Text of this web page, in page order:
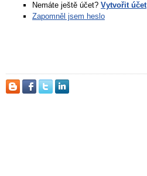
Nemáte ještě účet? Vytvořit účet
Zapomněl jsem heslo